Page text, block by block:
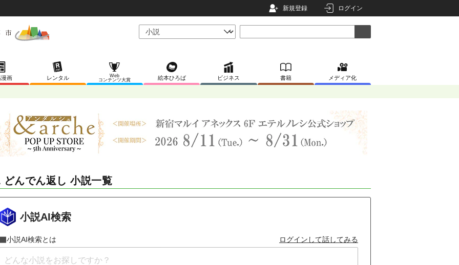
新規登録 ログイン
画 レンタル
Web
コンテンツ大賞
絵本ひろば ビジネス 書籍 メディア化
どんでん返し 小説一覧
小説AI検索
小説AI検索とは ログインして話してみる